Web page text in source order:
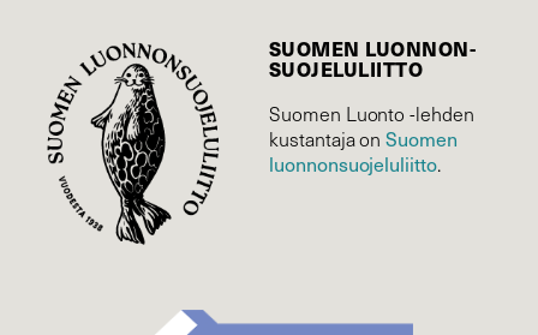
SUOMEN LUONNON­
SUOJELU­LIITTO
Suomen Luonto -lehden
kustantaja onSuomen
luonnonsuojelu­liitto.